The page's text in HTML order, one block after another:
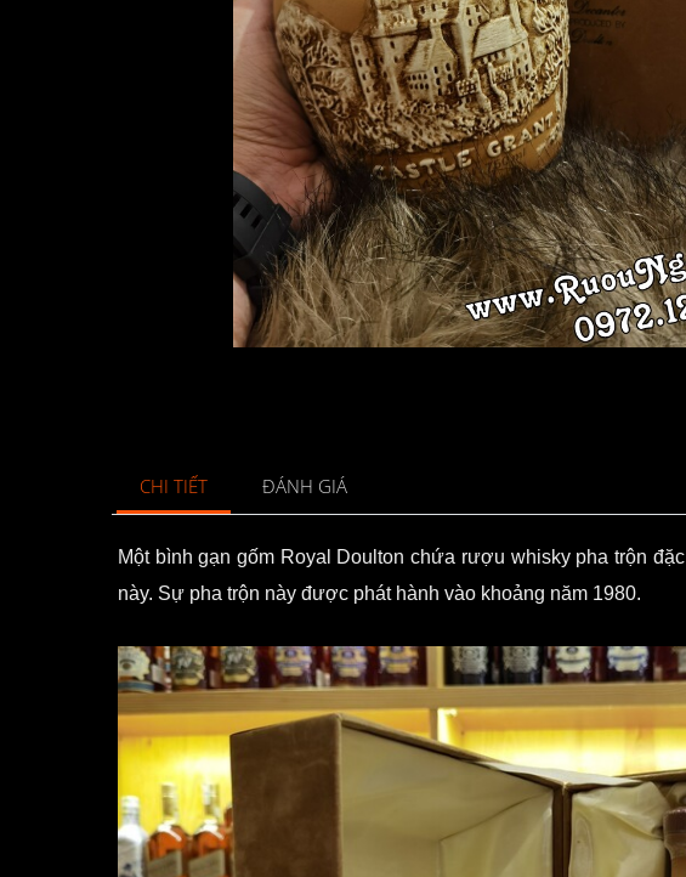
CHI TIẾT ĐÁNH GIÁ
Một bình gạn gốm Royal Doulton chứa rượu whisky pha trộn
này. Sự pha trộn này được phát hành vào khoảng năm 1980.